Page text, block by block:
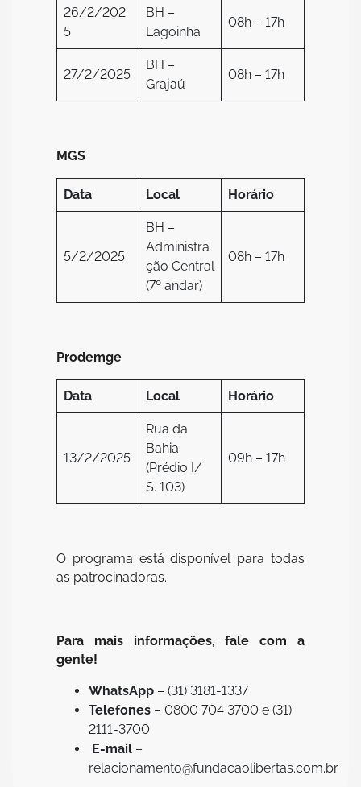
26/2/202
5
BH –
Lagoinha
08h – 17h
27/2/2025
BH –
Grajaú
08h – 17h
MGS
Data Local Horário
5/2/2025
BH –
Administra
ção Central
(7º andar)
08h – 17h
Prodemge
Data Local Horário
13/2/2025
Rua da
Bahia
(Prédio I/
S. 103)
09h – 17h
O programa está disponível para todas
as patrocinadoras.
Para mais informações, fale com a
gente!
WhatsApp – (31) 3181-1337
Telefones – 0800 704 3700 e (31)
2111-3700
E-mail –
relacionamento@fundacaolibertas.com.br